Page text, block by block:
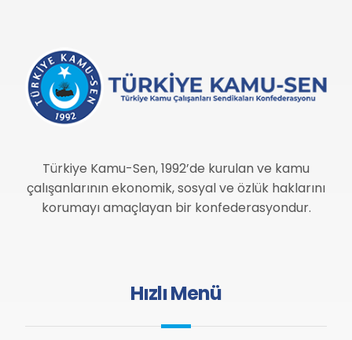
Türkiye Kamu-Sen, 1992’de kurulan ve kamu
çalışanlarının ekonomik, sosyal ve özlük haklarını
korumayı amaçlayan bir konfederasyondur.
Hızlı Menü